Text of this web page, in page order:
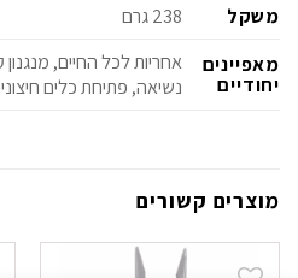
משקל
238 גרם
מאפיינים
יחודיים
אחריות לכל החיים,
נשיאה, פתיחת כלים
מוצרים קשורים